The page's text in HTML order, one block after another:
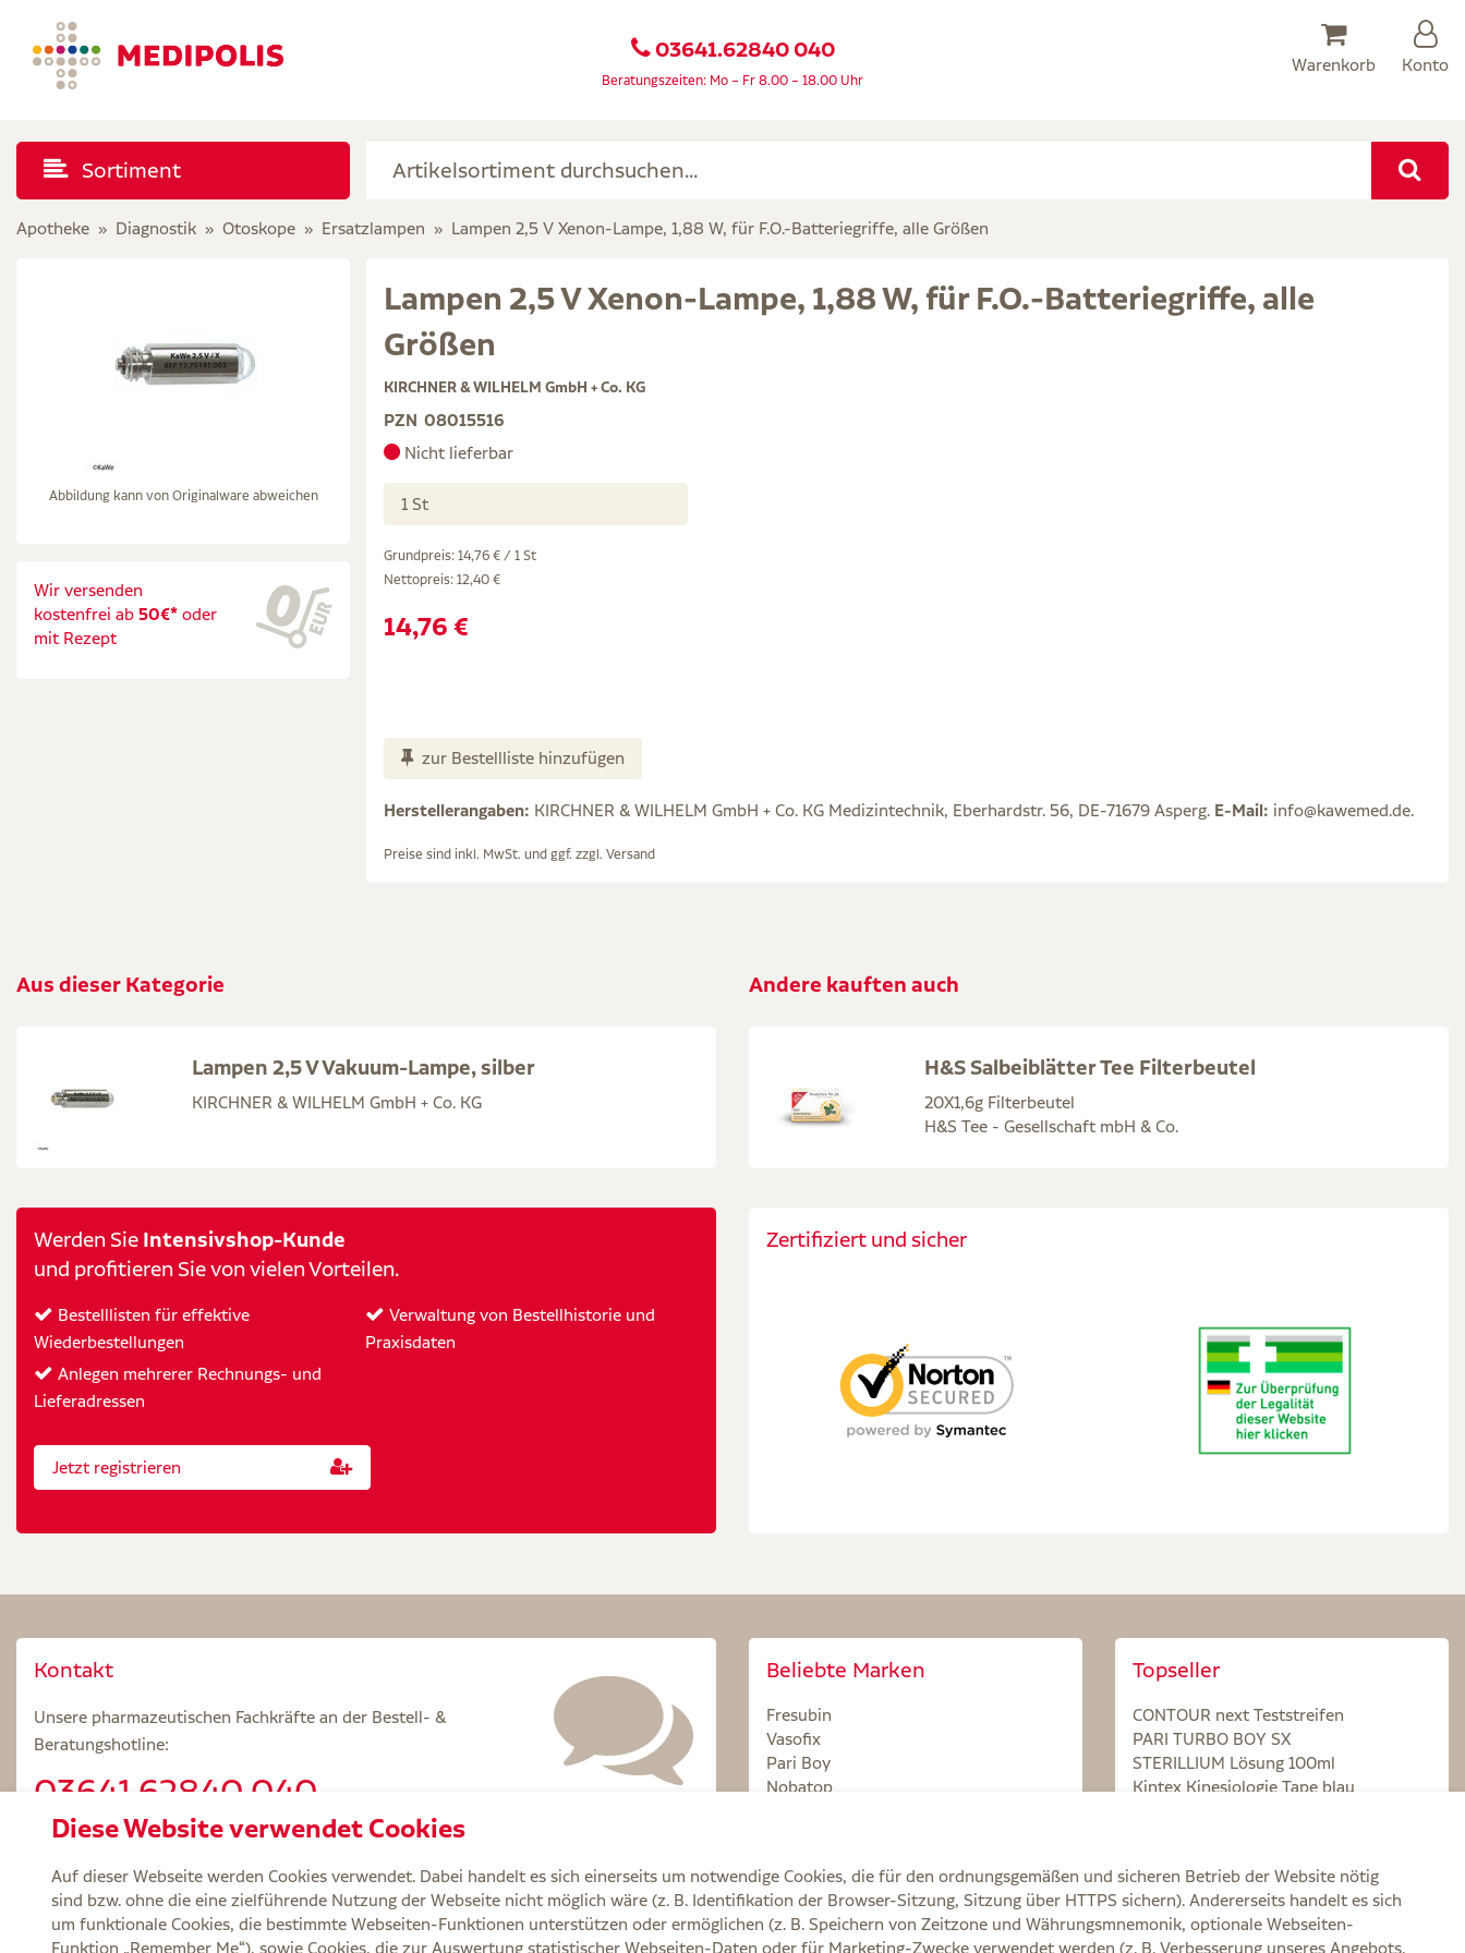
03641.62840 040
Beratungszeiten: Mo – Fr 8.00 – 18.00 Uhr
Warenkorb Konto
Sortiment
Apotheke Diagnostik Otoskope Ersatzlampen Lampen 2,5 V Xenon-Lampe, 1,88 W, für F.O.-Batteriegriffe, alle Größen
Abbildung kann von Originalware abweichen
Wir versenden
kostenfrei ab 50€* oder
mit Rezept
Lampen 2,5 V Xenon-Lampe, 1,88 W, für F.O.-Batteriegriffe, alle
Größen
KIRCHNER & WILHELM GmbH + Co. KG
PZN 08015516
Nicht lieferbar
1 St
Grundpreis: 14,76 € / 1 St
Nettopreis: 12,40 €
14,76 €
zur Bestellliste hinzufügen
Herstellerangaben: KIRCHNER & WILHELM GmbH + Co. KG Medizintechnik, Eberhardstr. 56, DE-71679 Asperg. E-Mail: info@kawemed.de.
Preise sind inkl. MwSt. und ggf. zzgl. Versand
Aus dieser Kategorie
Lampen 2,5 V Vakuum-Lampe, silber
KIRCHNER & WILHELM GmbH + Co. KG
Andere kauften auch
H&S Salbeiblätter Tee Filterbeutel
20X1,6g Filterbeutel
H&S Tee - Gesellschaft mbH & Co.
Werden Sie Intensivshop-Kunde
und profitieren Sie von vielen Vorteilen.
Bestelllisten für effektive
Wiederbestellungen
Anlegen mehrerer Rechnungs- und
Lieferadressen
Verwaltung von Bestellhistorie und
Praxisdaten
Jetzt registrieren
Zertifiziert und sicher
Kontakt
Unsere pharmazeutischen Fachkräfte an der Bestell- &
Beratungshotline:
03641.62840 040
Beratungszeiten: Mo – Fr 8.00 – 18.00 Uhr
Beliebte Marken
Fresubin
Vasofix
Pari Boy
Nobatop
Topseller
CONTOUR next Teststreifen
PARI TURBO BOY SX
STERILLIUM Lösung 100ml
Kintex Kinesiologie Tape blau
Diese Website verwendet Cookies
Auf dieser Webseite werden Cookies verwendet. Dabei handelt es sich einerseits um notwendige Cookies, die für den ordnungsgemäßen und sicheren Betrieb der Website nötig
sind bzw. ohne die eine zielführende Nutzung der Webseite nicht möglich wäre (z. B. Identifikation der Browser-Sitzung, Sitzung über HTTPS sichern). Andererseits handelt es sich
um funktionale Cookies, die bestimmte Webseiten-Funktionen unterstützen oder ermöglichen (z. B. Speichern von Zeitzone und Währungsmnemonik, optionale Webseiten-
Funktion „Remember Me“), sowie Cookies, die zur Auswertung statistischer Webseiten-Daten oder für Marketing-Zwecke verwendet werden (z. B. Verbesserung unseres Angebots,